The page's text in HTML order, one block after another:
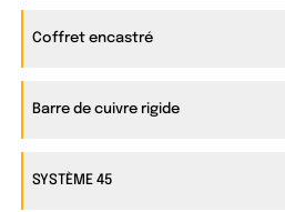
Coffret encastré
Barre de cuivre rigide
SYSTÈME 45